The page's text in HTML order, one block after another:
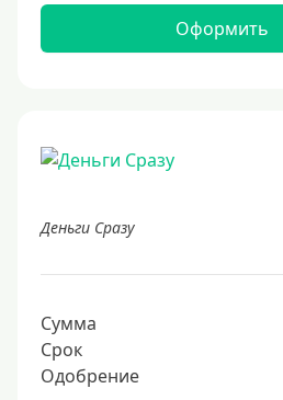
Оформить
Деньги Сразу
Сумма
Срок
Одобрение